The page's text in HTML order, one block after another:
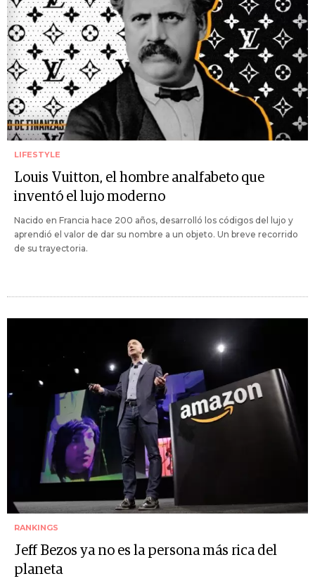
LIFESTYLE
Louis Vuitton, el hombre analfabeto que
inventó el lujo moderno
Nacido en Francia hace 200 años, desarrolló los códigos del lujo y
aprendió el valor de dar su nombre a un objeto. Un breve recorrido
de su trayectoria.
RANKINGS
Jeff Bezos ya no es la persona más rica del
planeta